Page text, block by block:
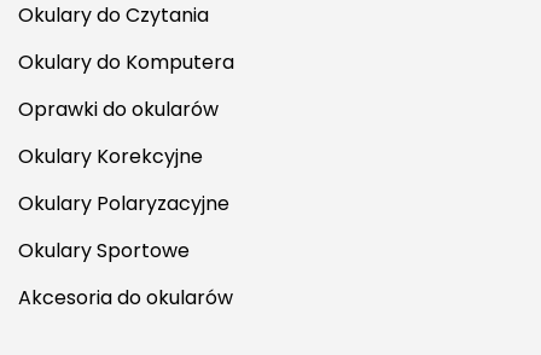
Okulary do Czytania
Okulary do Komputera
Oprawki do okularów
Okulary Korekcyjne
Okulary Polaryzacyjne
Okulary Sportowe
Akcesoria do okularów